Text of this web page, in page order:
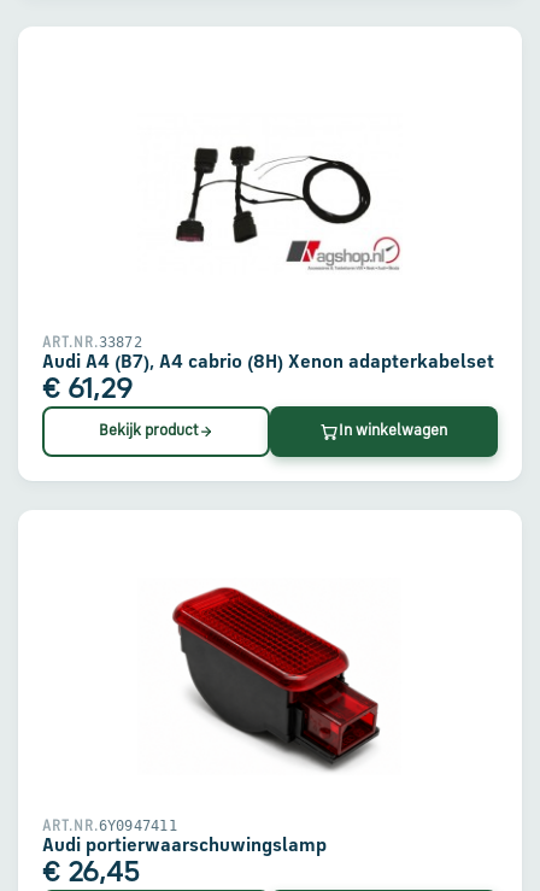
ART.NR.33872
Audi A4 (B7), A4 cabrio (8H) Xenon adapterkabelset
€ 61,29
Bekijk product In winkelwagen
ART.NR.6Y0947411
Audi portierwaarschuwingslamp
€ 26,45